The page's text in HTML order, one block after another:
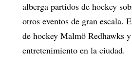
alberga partidos de hockey
otros eventos de gran escala.
de hockey Malmö Redhawks
entretenimiento en la ciudad.